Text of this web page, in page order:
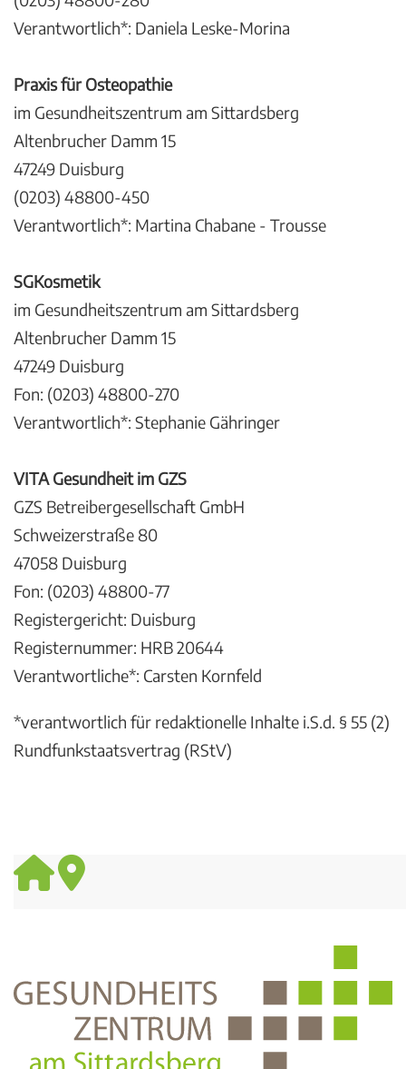
Verantwortlich*: Daniela Leske-Morina
Praxis für Osteopathie
im Gesundheitszentrum am Sittardsberg
Altenbrucher Damm 15
47249 Duisburg
(0203) 48800-450
Verantwortlich*: Martina Chabane - Trousse
SGKosmetik
im Gesundheitszentrum am Sittardsberg
Altenbrucher Damm 15
47249 Duisburg
Fon: (0203) 48800-270
Verantwortlich*: Stephanie Gähringer
VITA Gesundheit im GZS
GZS Betreibergesellschaft GmbH
Schweizerstraße 80
47058 Duisburg
Fon: (0203) 48800-77
Registergericht: Duisburg
Registernummer: HRB 20644
Verantwortliche*: Carsten Kornfeld
*verantwortlich für redaktionelle Inhalte i.S.d. § 55 (2)
Rundfunkstaatsvertrag (RStV)